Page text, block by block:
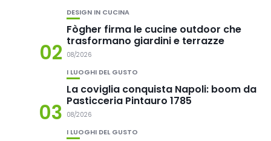
02
DESIGN IN CUCINA
Fògher firma le cucine outdoor che
trasformano giardini e terrazze
08/2026
03
I LUOGHI DEL GUSTO
La coviglia conquista Napoli: boom da
Pasticceria Pintauro 1785
08/2026
I LUOGHI DEL GUSTO